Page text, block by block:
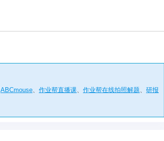
ABCmouse、 作业帮直播课、 作业帮在线拍照解题、 研报